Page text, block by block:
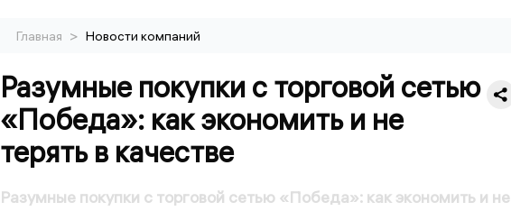
Главная > Новости компаний
Разумные покупки с торговой сетью
«Победа»: как экономить и не
терять в качестве
Разумные покупки с торговой сетью «Победа»: как экономить и не